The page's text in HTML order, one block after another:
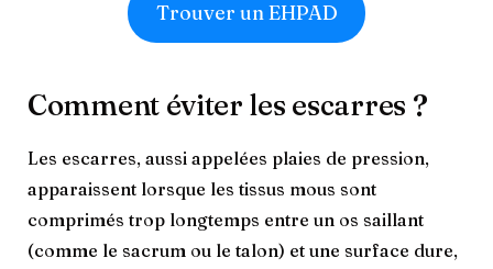
Trouver un EHPAD
Comment éviter les escarres ?
Les escarres, aussi appelées plaies de pression,
apparaissent lorsque les tissus mous sont
comprimés trop longtemps entre un os saillant
(comme le sacrum ou le talon) et une surface dure,